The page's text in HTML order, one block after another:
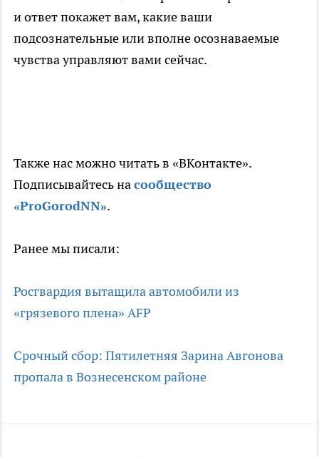
и ответ покажет вам, какие ваши
подсознательные или вполне осознаваемые
чувства управляют вами сейчас.
Также нас можно читать в «ВКонтакте».
Подписывайтесь насообщество
«ProGorodNN».
Ранее мы писали:
Росгвардия вытащила автомобили из
«грязевого плена» AFP
Срочный сбор: Пятилетняя Зарина Авгонова
пропала в Вознесенском районе